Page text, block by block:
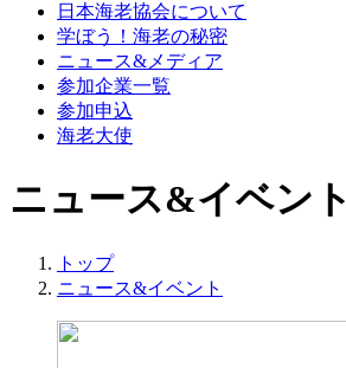
日本海老協会について
学ぼう！海老の秘密
ニュース&メディア
参加企業一覧
参加申込
海老大使
ニュース&イベント
トップ
ニュース&イベント